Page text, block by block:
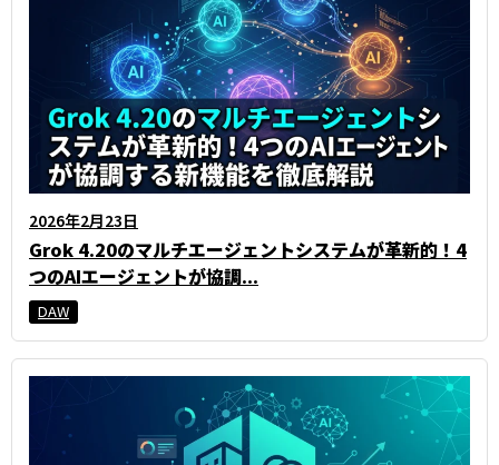
2026年2月23日
Grok 4.20のマルチエージェントシステムが革新的！4
つのAIエージェントが協調...
DAW